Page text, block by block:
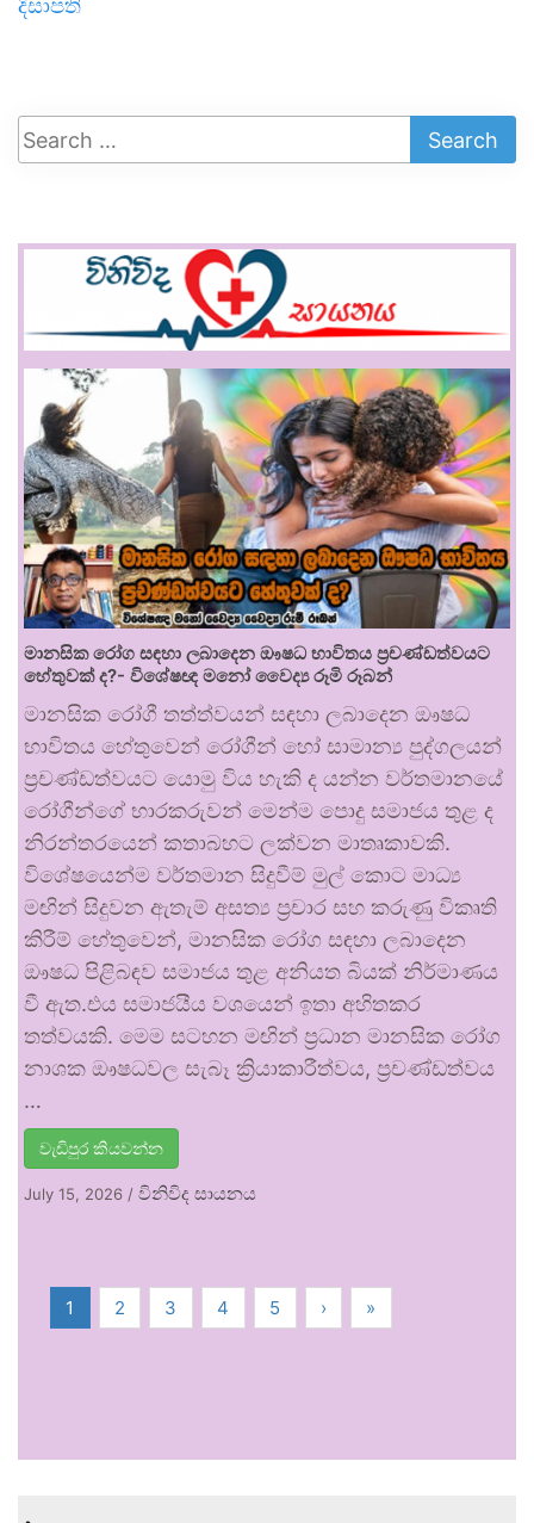
දිසාපති
මානසික රෝග සඳහා ලබාදෙන ඖෂධ භාවිතය ප්‍රචණ්ඩත්වයට
හේතුවක් ද?- විශේෂඥ මනෝ වෛද්‍ය රූමි රූබන්
මානසික රෝගී තත්ත්වයන් සඳහා ලබාදෙන ඖෂධ
භාවිතය හේතුවෙන් රෝගීන් හෝ සාමාන්‍ය පුද්ගලයන්
ප්‍රචණ්ඩත්වයට යොමු විය හැකි ද යන්න වර්තමානයේ
රෝගීන්ගේ භාරකරුවන් මෙන්ම පොදු සමාජය තුළ ද
නිරන්තරයෙන් කතාබහට ලක්වන මාතෘකාවකි.
විශේෂයෙන්ම වර්තමාන සිදුවීම් මුල් කොට මාධ්‍ය
මඟින් සිදුවන ඇතැම් අසත්‍ය ප්‍රචාර සහ කරුණු විකෘති
කිරීම් හේතුවෙන්, මානසික රෝග සඳහා ලබාදෙන
ඖෂධ පිළිබඳව සමාජය තුළ අනියත බියක් නිර්මාණය
වී ඇත.එය සමාජයීය වශයෙන් ඉතා අහිතකර
තත්වයකි. මෙම සටහන මඟින් ප්‍රධාන මානසික රෝග
නාශක ඖෂධවල සැබෑ ක්‍රියාකාරීත්වය, ප්‍රචණ්ඩත්වය
…
වැඩිපුර කියවන්න
July 15, 2026 / විනිවිද සායනය
1 2 3 4 5 › »
.